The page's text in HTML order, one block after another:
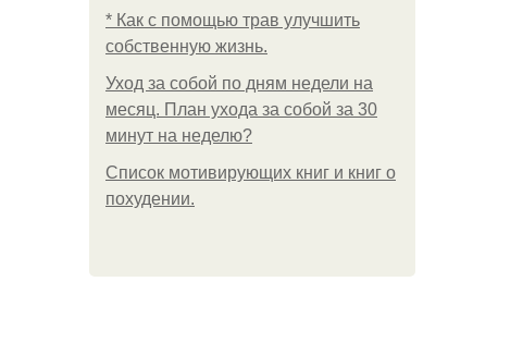
* Как с помощью трав улучшить
собственную жизнь.
Уход за собой по дням недели на
месяц. План ухода за собой за 30
минут на неделю?
Список мотивирующих книг и книг о
похудении.